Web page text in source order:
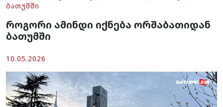
ᲑᲐᲗᲣᲛᲨᲘ
როგორი ამინდი იქნება ორშაბათიდან
ბათუმში
10.05.2026